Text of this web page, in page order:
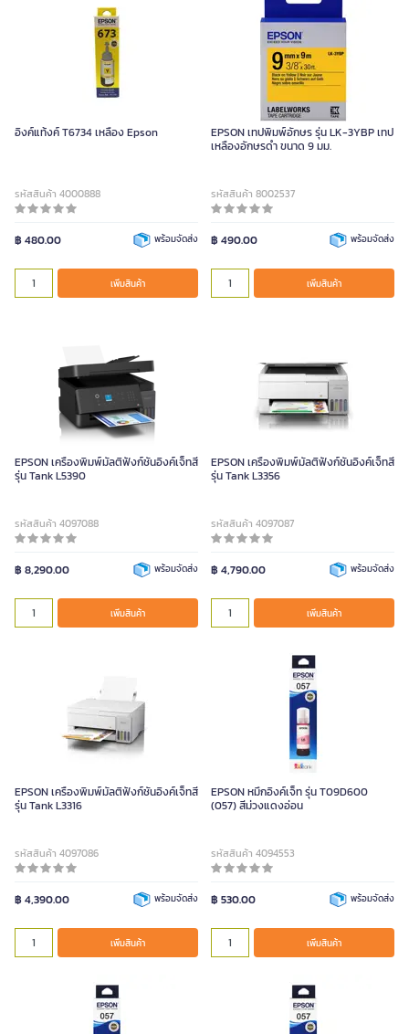
อิงค์แท้งค์ T6734 เหลือง Epson
รหัสสินค้า 4000888
฿ 480.00 พร้อมจัดส่ง
เพิ่มสินค้า
EPSON เทปพิมพ์อักษร รุ่น LK-3YBP เทป
เหลืองอักษรดำ ขนาด 9 มม.
รหัสสินค้า 8002537
฿ 490.00 พร้อมจัดส่ง
เพิ่มสินค้า
EPSON เครื่องพิมพ์มัลติฟังก์ชันอิงค์เจ็ทสี
รุ่น Tank L5390
รหัสสินค้า 4097088
฿ 8,290.00 พร้อมจัดส่ง
เพิ่มสินค้า
EPSON เครื่องพิมพ์มัลติฟังก์ชันอิงค์เจ็ทสี
รุ่น Tank L3356
รหัสสินค้า 4097087
฿ 4,790.00 พร้อมจัดส่ง
เพิ่มสินค้า
EPSON เครื่องพิมพ์มัลติฟังก์ชันอิงค์เจ็ทสี
รุ่น Tank L3316
รหัสสินค้า 4097086
฿ 4,390.00 พร้อมจัดส่ง
เพิ่มสินค้า
EPSON หมึกอิงค์เจ็ท รุ่น T09D600
(057) สีม่วงแดงอ่อน
รหัสสินค้า 4094553
฿ 530.00 พร้อมจัดส่ง
เพิ่มสินค้า